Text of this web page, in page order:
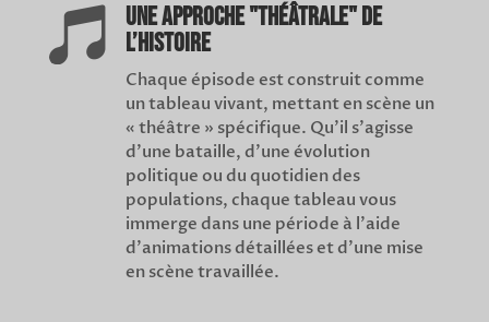

Une approche "théâtrale" de
l’Histoire
Chaque épisode est construit comme
un tableau vivant, mettant en scène un
« théâtre » spécifique. Qu’il s’agisse
d’une bataille, d’une évolution
politique ou du quotidien des
populations, chaque tableau vous
immerge dans une période à l’aide
d’animations détaillées et d’une mise
en scène travaillée.